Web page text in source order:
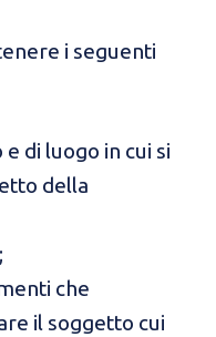
i seguenti
di luogo in cui si
della
che
il soggetto cui